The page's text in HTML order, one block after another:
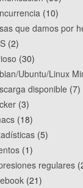
(10)
que damos por
(2)
(30)
Ubuntu/Linux
disponible (7)
(3)
(18)
(5)
(1)
regulares
(21)